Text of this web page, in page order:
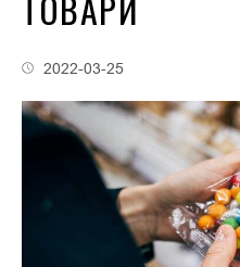
2022-03-25